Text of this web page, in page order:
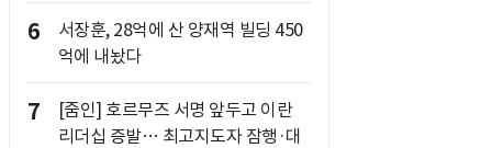
6
서장훈, 28억에 산 양재역 빌딩 450
억에 내놨다
7
[줌인] 호르무즈 서명 앞두고 이란
리더십 증발… 최고지도자 잠행·대